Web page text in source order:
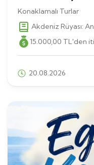
Konaklamalı Turlar
Akdeniz Rüyası:
15.000,00 TL'den
20.08.2026